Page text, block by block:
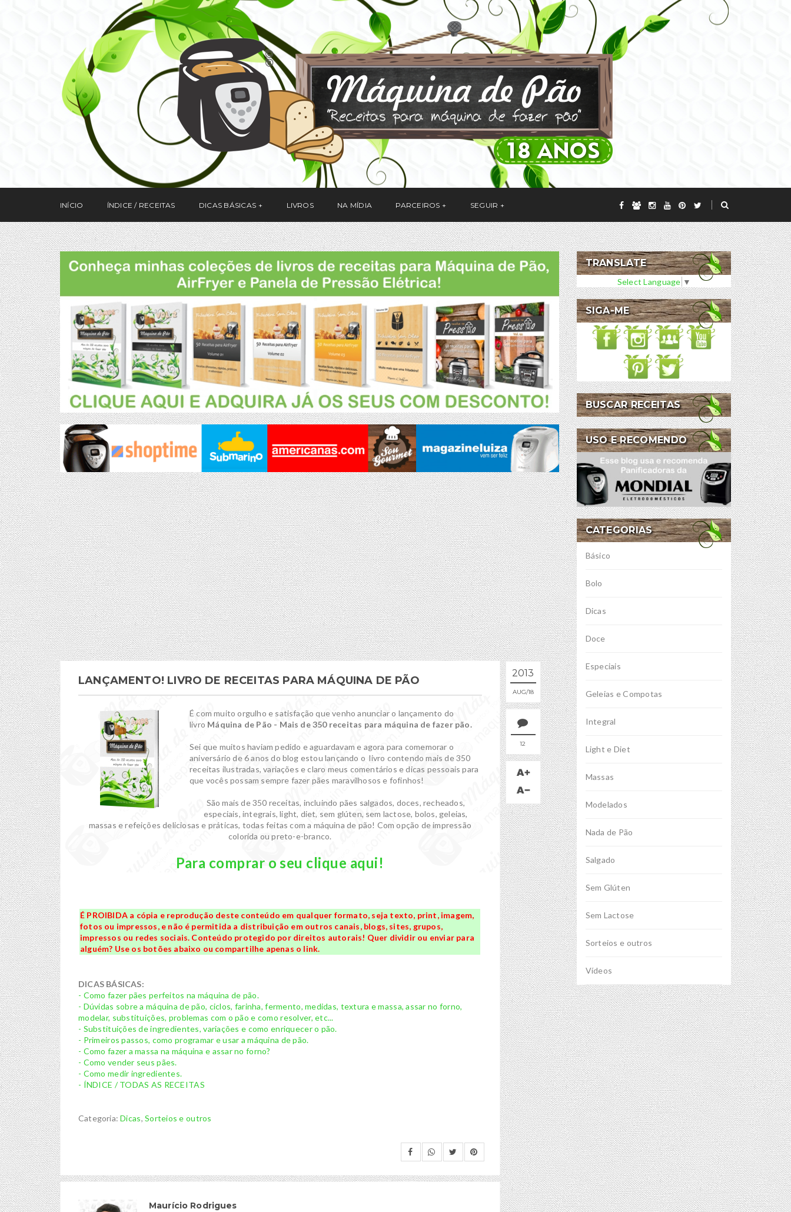
INÍCIO ÍNDICE / RECEITAS DICAS BÁSICAS LIVROS NA MÍDIA PARCEIROS SEGUIR
2013
AUG 18
12
LANÇAMENTO! LIVRO DE RECEITAS PARA MÁQUINA DE PÃO
É com muito orgulho e satisfação que venho anunciar o lançamento do
livro Máquina de Pão - Mais de 350 receitas para máquina de fazer pão.
Sei que muitos haviam pedido e aguardavam e agora para comemorar o
aniversário de 6 anos do blog estou lançando o livro contendo mais de 350
receitas ilustradas, variações e claro meus comentários e dicas pessoais para
que vocês possam sempre fazer pães maravilhosos e fofinhos!
São mais de 350 receitas, incluindo pães salgados, doces, recheados,
especiais, integrais, light, diet, sem glúten, sem lactose, bolos, geleias,
massas e refeições deliciosas e práticas, todas feitas com a máquina de pão! Com opção de impressão
colorida ou preto-e-branco.
Para comprar o seu clique aqui!
É PROIBIDA a cópia e reprodução deste conteúdo em qualquer formato, seja texto, print, imagem,
fotos ou impressos, e não é permitida a distribuição em outros canais, blogs, sites, grupos,
impressos ou redes sociais. Conteúdo protegido por direitos autorais! Quer dividir ou enviar para
alguém? Use os botões abaixo ou compartilhe apenas o link.
DICAS BÁSICAS:
- Como fazer pães perfeitos na máquina de pão.
- Dúvidas sobre a máquina de pão, ciclos, farinha, fermento, medidas, textura e massa, assar no forno,
modelar, substituições, problemas com o pão e como resolver, etc...
- Substituições de ingredientes, variações e como enriquecer o pão.
- Primeiros passos, como programar e usar a máquina de pão.
- Como fazer a massa na máquina e assar no forno?
- Como vender seus pães.
- Como medir ingredientes.
- ÍNDICE / TODAS AS RECEITAS
Categoria:Dicas, Sorteios e outros
Maurício Rodrigues
TRANSLATE
Select Language ▼
SIGA-ME
BUSCAR RECEITAS
USO E RECOMENDO
CATEGORIAS
Básico
Bolo
Dicas
Doce
Especiais
Geleias e Compotas
Integral
Light e Diet
Massas
Modelados
Nada de Pão
Salgado
Sem Glúten
Sem Lactose
Sorteios e outros
Vídeos